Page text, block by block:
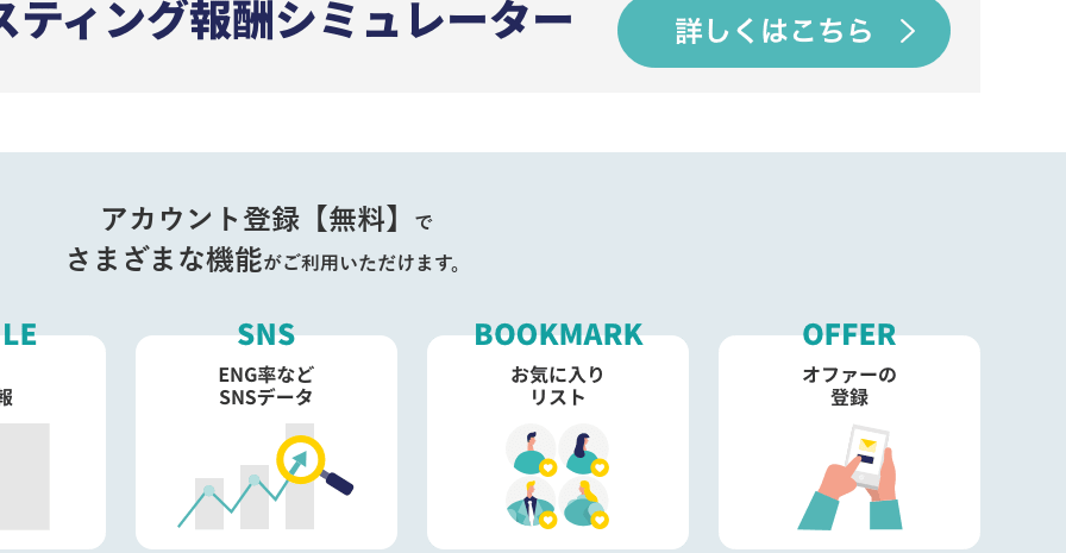
アカウント登録【無料】 で
さまざまな機能がご利用いただけます。